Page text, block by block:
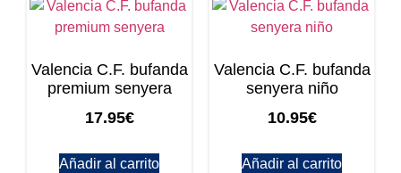
Valencia C.F. bufanda
premium senyera
17.95€
Añadir al carrito
Valencia C.F. bufanda
senyera niño
10.95€
Añadir al carrito